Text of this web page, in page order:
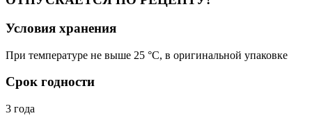
Условия хранения
При температуре не выше 25 °C, в оригинальной упаковке
Срок годности
3 года